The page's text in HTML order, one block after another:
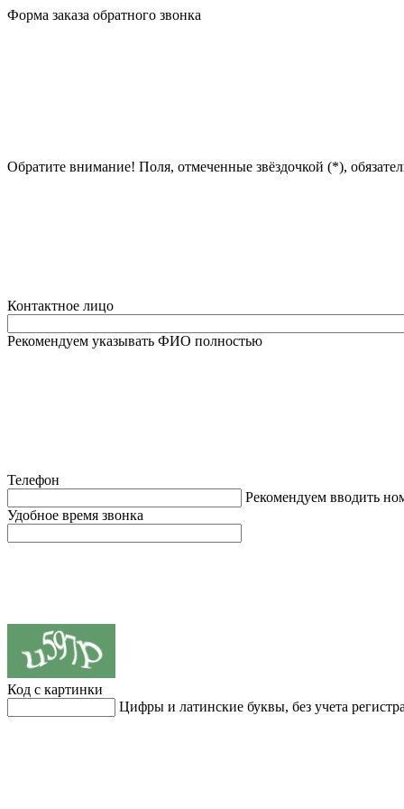
Форма заказа обратного звонка
Обратите внимание! Поля, отмеченные звёздочкой (*),
Контактное лицо
Рекомендуем указывать ФИО полностью
Телефон
Рекомендуем вводить
Удобное время звонка
Код с картинки
Цифры и латинские буквы, без учета